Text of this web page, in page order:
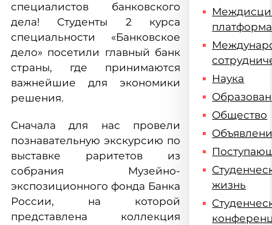
специалистов банковского
дела! Студенты 2 курса
специальности «Банковское
дело» посетили главный банк
страны, где принимаются
важнейшие для экономики
решения.
Сначала для нас провели
познавательную экскурсию по
выставке раритетов из
собрания Музейно-
экспозиционного фонда Банка
России, на которой
представлена коллекция
платформа
Наука
Общество
жизнь